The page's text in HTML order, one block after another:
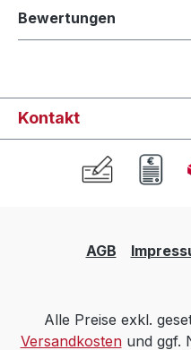
Bewertungen
Kontakt
AGB
Alle Preise exkl.
Versandkostenund ggf.